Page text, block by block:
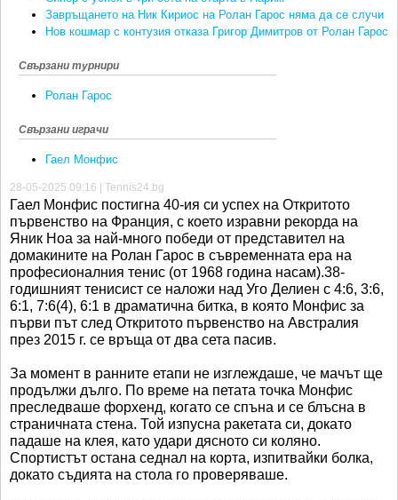
Завръщането на Ник Кириос на Ролан Гарос няма да се случи
Нов кошмар с контузия отказа Григор Димитров от Ролан Гарос
Свързани турнири
Ролан Гарос
Свързани играчи
Гаел Монфис
28-05-2025 09:16 | Tennis24.bg
Гаел Монфис постигна 40-ия си успех на Откритото
първенство на Франция, с което изравни рекорда на
Яник Ноа за най-много победи от представител на
домакините на Ролан Гарос в съвременната ера на
професионалния тенис (от 1968 година насам).38-
годишният тенисист се наложи над Уго Делиен с 4:6, 3:6,
6:1, 7:6(4), 6:1 в драматична битка, в която Монфис за
първи път след Откритото първенство на Австралия
през 2015 г. се връща от два сета пасив.
За момент в ранните етапи не изглеждаше, че мачът ще
продължи дълго. По време на петата точка Монфис
преследваше форхенд, когато се спъна и се блъсна в
страничната стена. Той изпусна ракетата си, докато
падаше на клея, като удари дясното си коляно.
Спортистът остана седнал на корта, изпитвайки болка,
докато съдията на стола го проверяваше.